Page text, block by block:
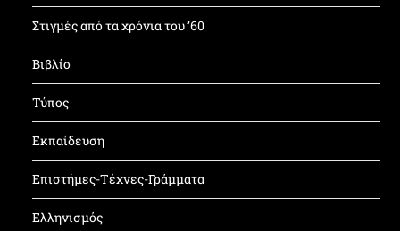
Στιγμές από τα χρόνια του ’60
Βιβλίο
Τύπος
Εκπαίδευση
Επιστήμες-Τέχνες-Γράμματα
Ελληνισμός